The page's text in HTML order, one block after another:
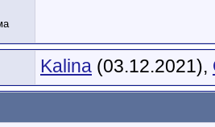
Kalina (03.12.2021),